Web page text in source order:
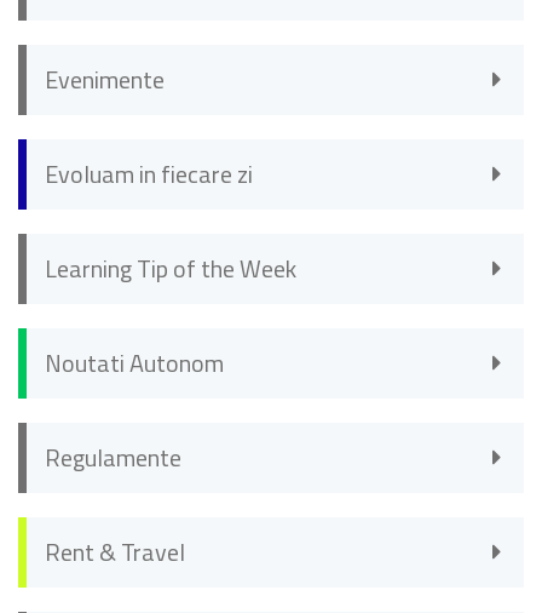
Evenimente
Evoluam in fiecare zi
Learning Tip of the Week
Noutati Autonom
Regulamente
Rent & Travel